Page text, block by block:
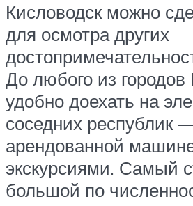
Кисловодск можно
для осмотра других
До любого из
удобно доехать на
соседних республик
арендованной
экскурсиями. Самый
большой по